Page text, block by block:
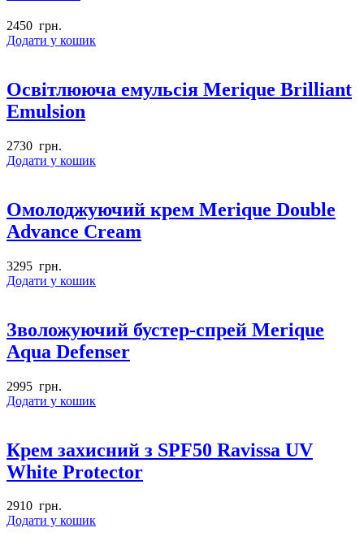
2450 грн.
Додати у кошик
Освітлююча емульсія Merique Brilliant
Emulsion
2730 грн.
Додати у кошик
Омолоджуючий крем Merique Double
Advance Cream
3295 грн.
Додати у кошик
Зволожуючий бустер-спрей Merique
Aqua Defenser
2995 грн.
Додати у кошик
Крем захисний з SPF50 Ravissa UV
White Protector
2910 грн.
Додати у кошик